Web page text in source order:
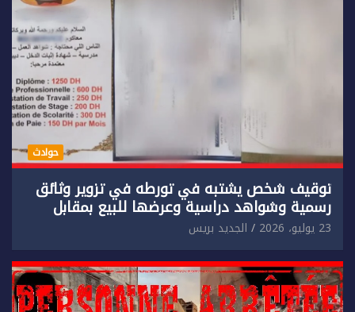
حوادث
توقيف شخص يشتبه في تورطه في تزوير وثائق
رسمية وشواهد دراسية وعرضها للبيع بمقابل
مادي.
23 يوليو، 2026 الجديد بريس